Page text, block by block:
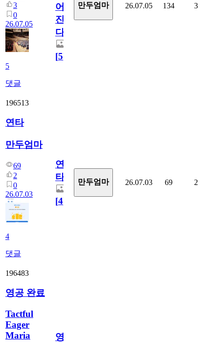
3
0
26.07.05
5
댓글
어
진
다.
[5]
만두엄마 26.07.05 134 3
196513
연타
만두엄마
69
2
0
26.07.03
4
댓글
연
타
[4]
만두엄마 26.07.03 69 2
196483
영공 완료
Tactful
Eager
Maria
영